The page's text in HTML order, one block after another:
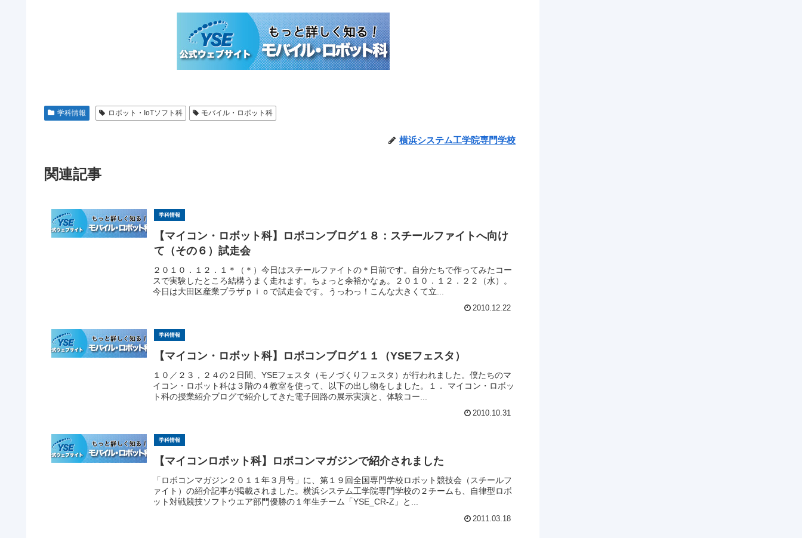
学科情報 ロボット・IoTソフト科 モバイル・ロボット科
横浜システム工学院専門学校
関連記事
学科情報
【マイコン・ロボット科】ロボコンブログ１８：スチールファイトへ向け
て（その６）試走会
２０１０．１２．１＊（＊）今日はスチールファイトの＊日前です。自分たちで作ってみたコー
スで実験したところ結構うまく走れます。ちょっと余裕かなぁ。２０１０．１２．２２（水）。
今日は大田区産業プラザｐｉｏで試走会です。うっわっ！こんな大きくて立...
2010.12.22
学科情報
【マイコン・ロボット科】ロボコンブログ１１（YSEフェスタ）
１０／２３，２４の２日間、YSEフェスタ（モノづくりフェスタ）が行われました。僕たちのマ
イコン・ロボット科は３階の４教室を使って、以下の出し物をしました。１． マイコン・ロボッ
ト科の授業紹介ブログで紹介してきた電子回路の展示実演と、体験コー...
2010.10.31
学科情報
【マイコンロボット科】ロボコンマガジンで紹介されました
「ロボコンマガジン２０１１年３月号」に、第１９回全国専門学校ロボット競技会（スチールフ
ァイト）の紹介記事が掲載されました。横浜システム工学院専門学校の２チームも、自律型ロボ
ット対戦競技ソフトウエア部門優勝の１年生チーム「YSE_CR-Z」と...
2011.03.18